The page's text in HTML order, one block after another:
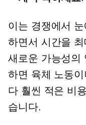
이는 경쟁에서
하면서 시간을
새로운 가능성의
하면 육체 노동
다 훨씬 적은 비
습니다.